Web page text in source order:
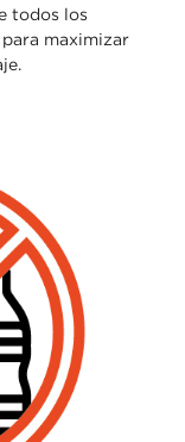
todos los
para maximizar